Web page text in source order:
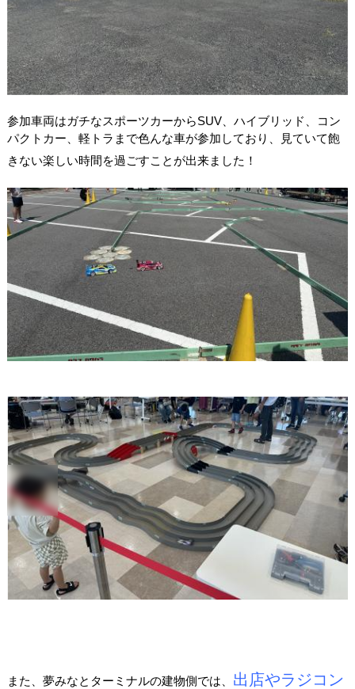
参加車両はガチなスポーツカーからSUV、ハイブリッド、コン
パクトカー、軽トラまで色んな車が参加しており、見ていて飽
きない楽しい時間を過ごすことが出来ました！
また、夢みなとターミナルの建物側では、 出店やラジコン